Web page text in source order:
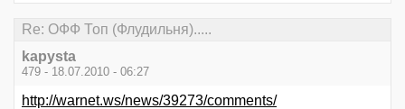
Re: ОФФ Топ (Флудильня).....
kapysta
479 - 18.07.2010 - 06:27
http://warnet.ws/news/39273/comments/